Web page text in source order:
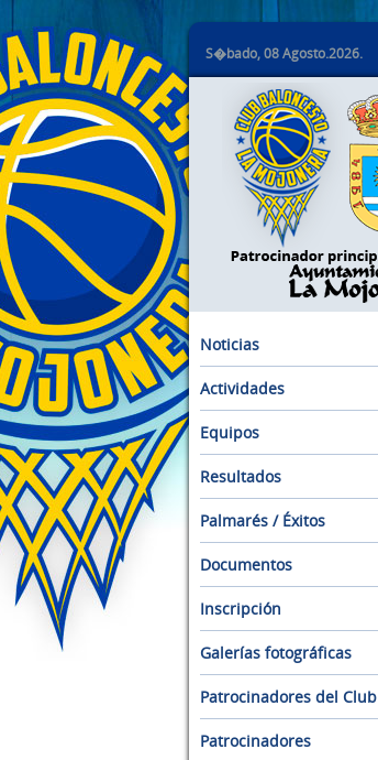
S�bado, 08 Agosto.2026.
Noticias
Actividades
Equipos
Resultados
Palmarés / Éxitos
Documentos
Inscripción
Galerías fotográficas
Patrocinadores del Club
Patrocinadores